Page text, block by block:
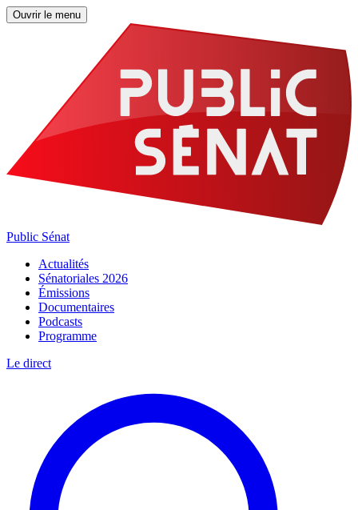
Ouvrir le menu
Public Sénat
Actualités
Sénatoriales 2026
Émissions
Documentaires
Podcasts
Programme
Le direct